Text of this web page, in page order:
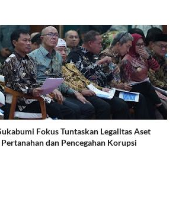
Fokus Tuntaskan Legalitas Aset
dan Pencegahan Korupsi